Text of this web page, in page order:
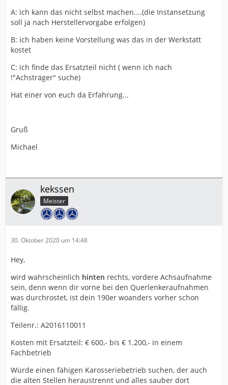
A: ich kann das nicht selbst machen....(die Instansetzung
soll ja nach Herstellervorgabe erfolgen)
B: ich haben keine Vorstellung was das in der Werkstatt
kostet
C: ich finde das Ersatzteil nicht ( wenn ich nach
!"Achsträger" suche)
Hat einer von euch da Erfahrung...
Gruß
Michael
kekssen
Meister
30. Oktober 2020 um 14:48
Hey,
wird wahrscheinlich hinten rechts, vordere Achsaufnahme
sein, denn wenn dir vorne bei den Querlenkeraufnahmen
was durchrostet, ist dein 190er woanders vorher schon
fällig.
Teilenr.: A2016110011
Kosten mit Ersatzteil: € 600,- bis € 1.200,- in einem
Fachbetrieb
Würde einen fähigen Karosseriebetrieb suchen, der auch
die alten Stellen heraustrennt und alles sauber dort